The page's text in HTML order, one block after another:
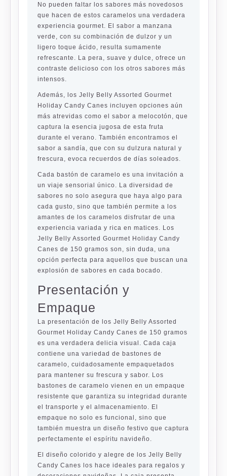
No pueden faltar los sabores más novedosos
que hacen de estos caramelos una verdadera
experiencia gourmet. El sabor a manzana
verde, con su combinación de dulzor y un
ligero toque ácido, resulta sumamente
refrescante. La pera, suave y dulce, ofrece un
contraste delicioso con los otros sabores más
intensos.
Además, los Jelly Belly Assorted Gourmet
Holiday Candy Canes incluyen opciones aún
más atrevidas como el sabor a melocotón, que
captura la esencia jugosa de esta fruta
durante el verano. También encontramos el
sabor a sandía, que con su dulzura natural y
frescura, evoca recuerdos de días soleados.
Cada bastón de caramelo es una invitación a
un viaje sensorial único. La diversidad de
sabores no solo asegura que haya algo para
cada gusto, sino que también permite a los
amantes de los caramelos disfrutar de una
experiencia variada y rica en matices. Los
Jelly Belly Assorted Gourmet Holiday Candy
Canes de 150 gramos son, sin duda, una
opción perfecta para aquellos que buscan una
explosión de sabores en cada bocado.
Presentación y
Empaque
La presentación de los Jelly Belly Assorted
Gourmet Holiday Candy Canes de 150 gramos
es una verdadera delicia visual. Cada caja
contiene una variedad de bastones de
caramelo, cuidadosamente empaquetados
para mantener su frescura y sabor. Los
bastones de caramelo vienen en un empaque
resistente que garantiza su integridad durante
el transporte y el almacenamiento. El
empaque no solo es funcional, sino que
también muestra un diseño festivo que captura
perfectamente el espíritu navideño.
El diseño colorido y alegre de los Jelly Belly
Candy Canes los hace ideales para regalos y